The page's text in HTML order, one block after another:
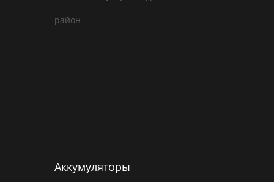
район
Аккумуляторы